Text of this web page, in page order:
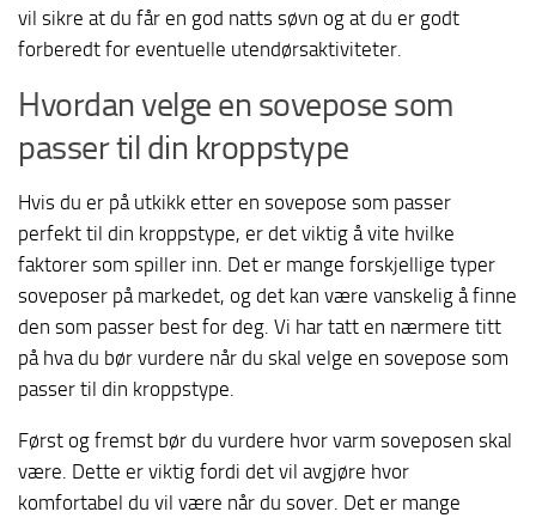
vil sikre at du får en god natts søvn og at du er godt
forberedt for eventuelle utendørsaktiviteter.
Hvordan velge en sovepose som
passer til din kroppstype
Hvis du er på utkikk etter en sovepose som passer
perfekt til din kroppstype, er det viktig å vite hvilke
faktorer som spiller inn. Det er mange forskjellige typer
soveposer på markedet, og det kan være vanskelig å finne
den som passer best for deg. Vi har tatt en nærmere titt
på hva du bør vurdere når du skal velge en sovepose som
passer til din kroppstype.
Først og fremst bør du vurdere hvor varm soveposen skal
være. Dette er viktig fordi det vil avgjøre hvor
komfortabel du vil være når du sover. Det er mange